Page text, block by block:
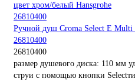
Ручной душ Croma Select E Multi
26810400
26810400
размер душевого диска: 110 мм
струи с помощью кнопки